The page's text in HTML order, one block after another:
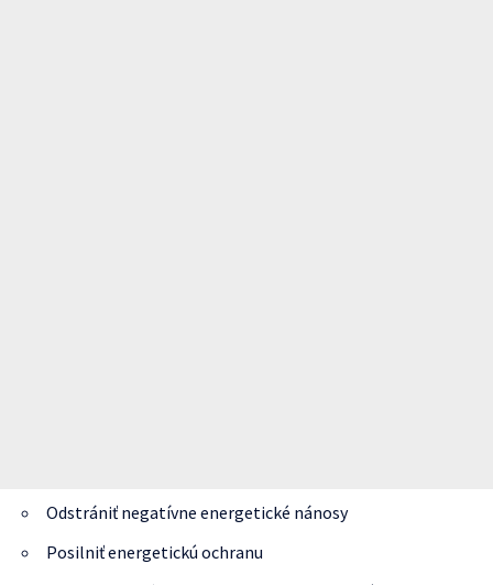
Odstrániť negatívne energetické nánosy
Posilniť energetickú ochranu